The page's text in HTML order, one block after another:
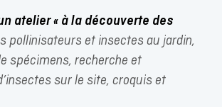
atelier « à la découverte des
pollinisateurs et insectes au jardin,
spécimens, recherche et
sur le site, croquis et